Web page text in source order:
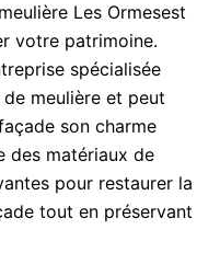
Les Ormesest
votre patrimoine.
spécialisée
meulière et peut
son charme
des matériaux de
pour restaurer la
tout en préservant